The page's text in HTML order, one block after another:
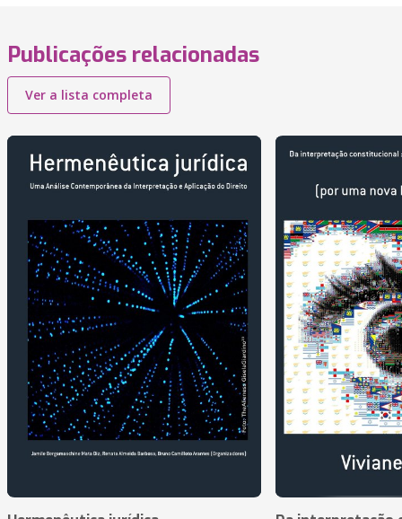
Publicações relacionadas
Ver a lista completa